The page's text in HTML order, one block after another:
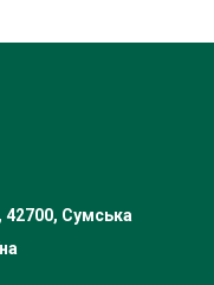
42700, Сумська